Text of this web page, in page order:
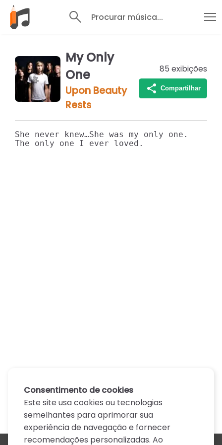
Procurar música...
My Only
One
Upon Beauty
Rests
85 exibições
Compartilhar
She never knew…She was my only one.
The only one I ever loved.
Consentimento de cookies
Este site usa cookies ou tecnologias
semelhantes para aprimorar sua
experiência de navegação e fornecer
recomendações personalizadas. Ao